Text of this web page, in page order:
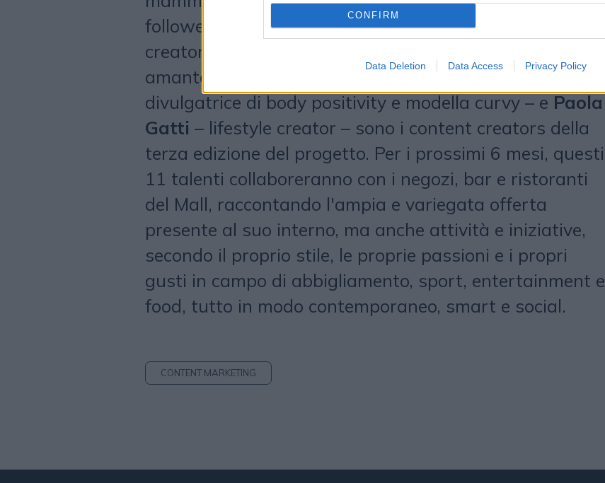
CONFIRM
Data Deletion Data Access Privacy Policy
followers sulla sordità –,Fanta Songne– content
creator appassionata di beauty –,
amante della moda e del lifestyle –, Martina Pagani–
divulgatrice di body positivity e modella curvy – e Paola
Gatti – lifestyle creator – sono i content creators della
terza edizione del progetto. Per i prossimi 6 mesi, questi
11 talenti collaboreranno con i negozi, bar e ristoranti
del Mall, raccontando l'ampia e variegata offerta
presente al suo interno, ma anche attività e iniziative,
secondo il proprio stile, le proprie passioni e i propri
gusti in campo di abbigliamento, sport, entertainment e
food, tutto in modo contemporaneo, smart e social.
CONTENT MARKETING